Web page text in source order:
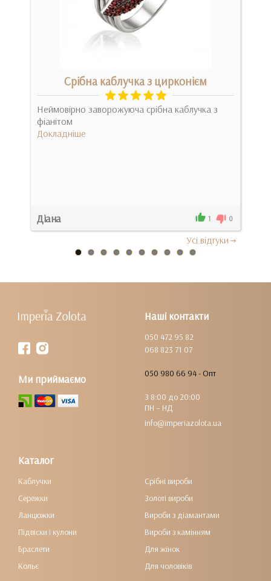
Срібна каблучка з цирконієм
Неймовірно заворожуюча срібна каблучка з
фіанітом
Докладніше
Діана 1 0
Усi вiдгуки
Наші контакти
050 472 95 82
068 823 71 07
050 980 66 94 - Опт
З 8:00 до 20:00
ПН – НД
info@imperiazolota.ua
Ми приймаємо
Каталог
Каблучки
Сережки
Ланцюжки
Підвіски і кулони
Браслети
Кольє
Срібні вироби
Золоті вироби
Вироби з діамантами
Вироби з камінням
Для жінок
Для чоловіків